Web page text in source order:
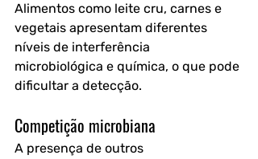
Alimentos como leite cru, carnes e
vegetais apresentam diferentes
níveis de interferência
microbiológica e química, o que pode
dificultar a detecção.
Competição microbiana
A presença de outros